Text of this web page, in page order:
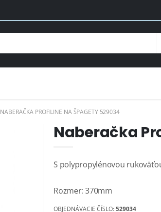
NABERAČKA PROFILINE NA ŠPAGETY 529034
Naberačka
S polypropylénovou
Rozmer: 370mm
OBJEDNÁVACIE ČÍSLO:529034